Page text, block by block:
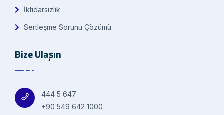
İktidarsızlık
Sertleşme Sorunu Çözümü
Bize Ulaşın
444 5 647
+90 549 642 1000